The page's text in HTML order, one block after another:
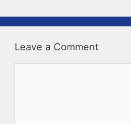
Leave a Comment